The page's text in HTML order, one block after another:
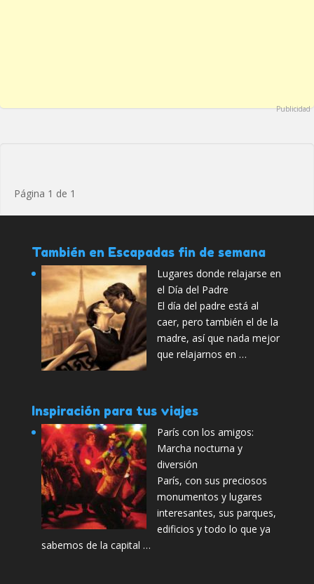
Publicidad
Página 1 de 1
También en Escapadas fin de semana
Lugares donde relajarse en
el Día del Padre
El día del padre está al
caer, pero también el de la
madre, así que nada mejor
que relajarnos en …
Inspiración para tus viajes
París con los amigos:
Marcha nocturna y
diversión
París, con sus preciosos
monumentos y lugares
interesantes, sus parques,
edificios y todo lo que ya
sabemos de la capital …